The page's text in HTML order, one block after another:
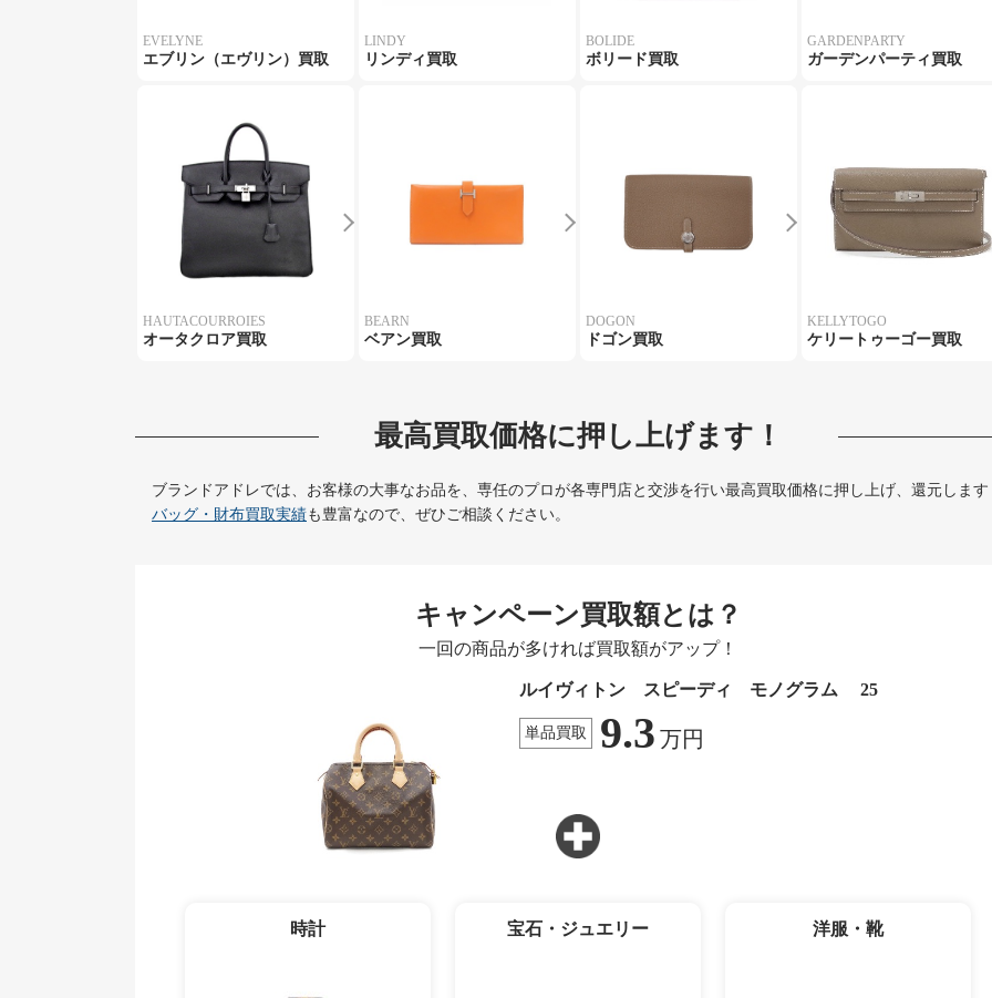
EVELYNE
エブリン（エヴリン）買取
LINDY
リンディ買取
BOLIDE
ボリード買取
GARDENPARTY
ガーデンパーティ買取
HAUTACOURROIES
オータクロア買取
BEARN
ベアン買取
DOGON
ドゴン買取
KELLYTOGO
ケリートゥーゴー買取
最高買取価格に押し上げます！
ブランドアドレでは、お客様の大事なお品を、専任のプロが各専門店と交渉を行い最高買取価格に押し上げ、還元します
バッグ・財布買取実績も豊富なので、ぜひご相談ください。
キャンペーン買取額とは？
一回の商品が多ければ買取額がアップ！
ルイヴィトン スピーディ モノグラム 25
単品買取 9.3 万円
時計 宝石・ジュエリー 洋服・靴